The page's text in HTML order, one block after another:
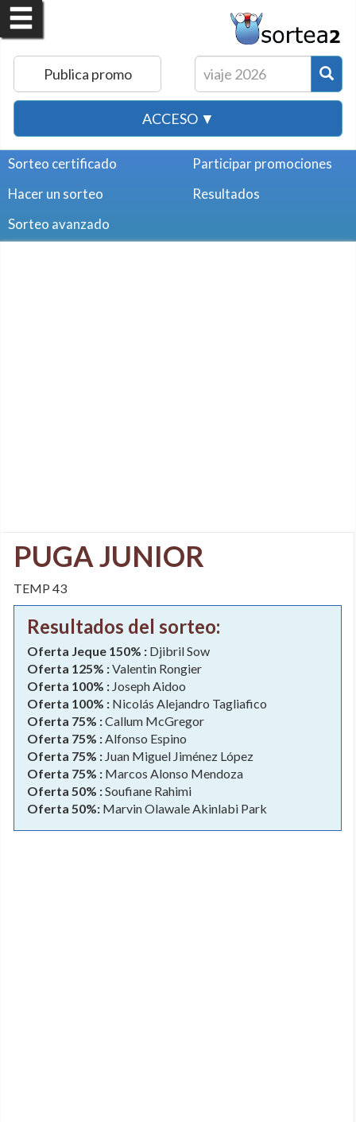
Publica promo
ACCESO ▼
Sorteo certificado
Hacer un sorteo
Sorteo avanzado
Participar promociones
Resultados
PUGA JUNIOR
TEMP 43
Resultados del sorteo:
Oferta Jeque 150% : Djibril Sow
Oferta 125% :Valentin Rongier
Oferta 100% : Joseph Aidoo
Oferta 100% : Nicolás Alejandro Tagliafico
Oferta 75% :Callum McGregor
Oferta 75% :Alfonso Espino
Oferta 75% : Juan Miguel Jiménez López
Oferta 75% : Marcos Alonso Mendoza
Oferta 50% :Soufiane Rahimi
Oferta 50%: Marvin Olawale Akinlabi Park